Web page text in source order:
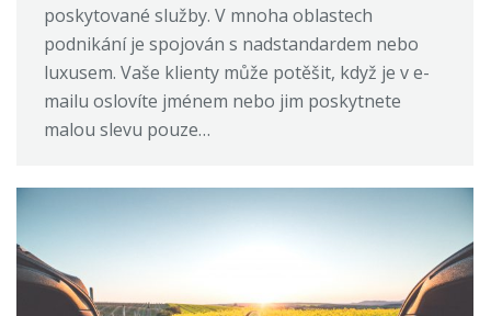
poskytované služby. V mnoha oblastech
podnikání je spojován s nadstandardem nebo
luxusem. Vaše klienty může potěšit, když je v e-
mailu oslovíte jménem nebo jim poskytnete
malou slevu pouze…